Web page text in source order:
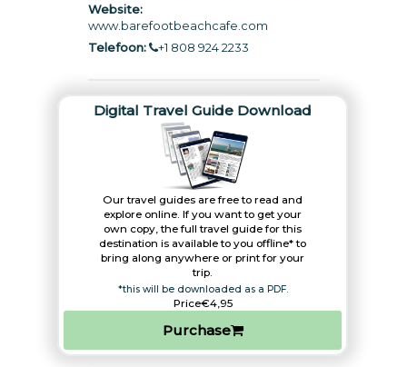
Website:
www.barefootbeachcafe.com
Telefoon:
+1 808 924 2233
Digital Travel Guide Download
Our travel guides are free to read and
explore online. If you want to get your
own copy, the full travel guide for this
destination is available to you offline* to
bring along anywhere or print for your
trip.​
*this will be downloaded as a PDF.
Price€4,95
Purchase